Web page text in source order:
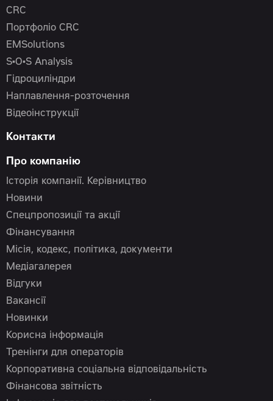
CRC
Портфоліо CRC
EMSolutions
S•O•S Analysis
Гідроциліндри
Наплавлення-розточення
Відеоінструкції
Контакти
Про компанію
Історія компанії. Керівництво
Новини
Спецпропозиції та акції
Фінансування
Місія, кодекс, політика, документи
Медіагалерея
Відгуки
Вакансії
Новинки
Корисна інформація
Тренінги для операторів
Корпоративна соціальна відповідальність
Фінансова звітність